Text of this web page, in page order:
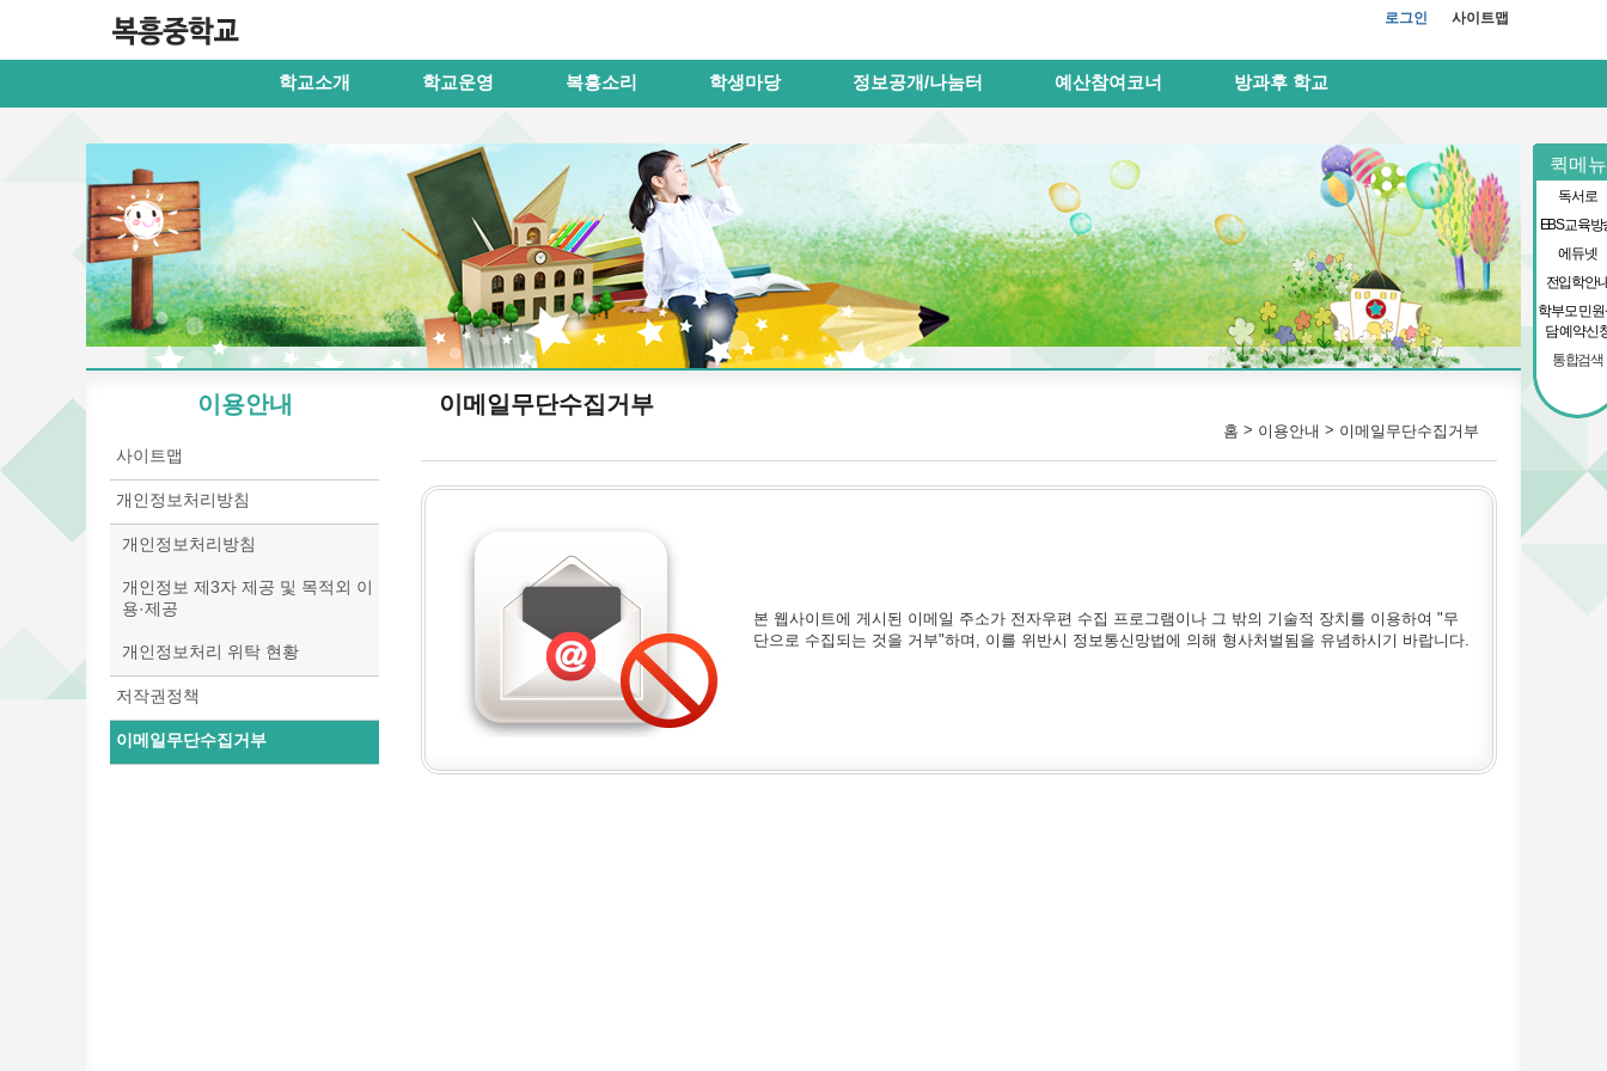
로그인 사이트맵
학교소개 학교운영 복흥소리 학생마당 정보공개/나눔터 예산참여코너 방과후 학교
퀵메뉴
독서로
EBS교육방
에듀넷
전입학안
학부모 민
담 예약신
통합검색
이용안내
사이트맵
개인정보처리방침
개인정보처리방침
개인정보 제3자 제공 및 목적외 이
용·제공
개인정보처리 위탁 현황
저작권정책
이메일무단수집거부
이메일무단수집거부
홈 > 이용안내 > 이메일무단수집거부
본 웹사이트에 게시된 이메일 주소가 전자우편 수집 프로그램이나 그 밖의 기술적 장치를 이용하여 "무
단으로 수집되는 것을 거부"하며, 이를 위반시 정보통신망법에 의해 형사처벌됨을 유념하시기 바랍니다.